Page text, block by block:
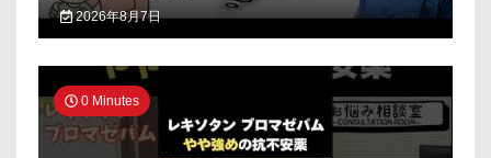
2026年8月7日
0 Minutes